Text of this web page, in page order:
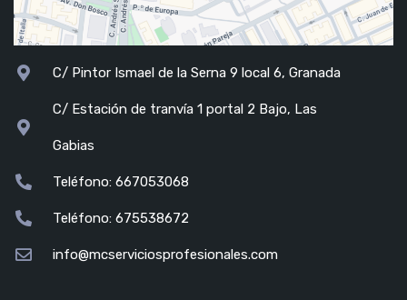
C/ Pintor Ismael de la Serna 9 local 6, Granada
C/ Estación de tranvía 1 portal 2 Bajo, Las
Gabias
Teléfono: 667053068
Teléfono: 675538672
info@mcserviciosprofesionales.com